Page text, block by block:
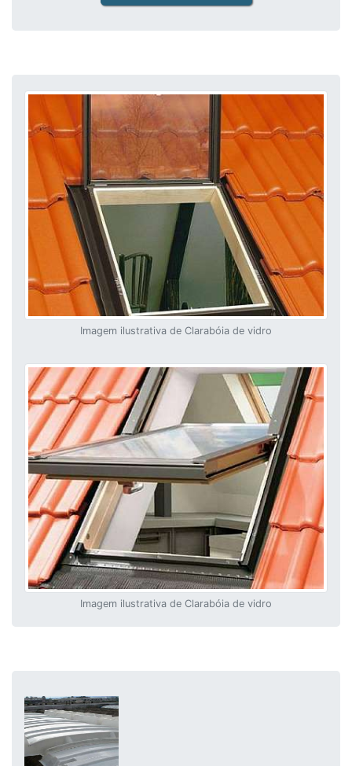
Imagem ilustrativa de Clarabóia de vidro
Imagem ilustrativa de Clarabóia de vidro